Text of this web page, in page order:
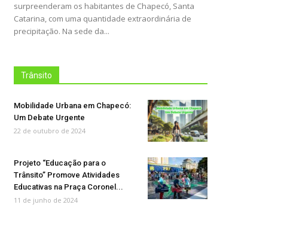
surpreenderam os habitantes de Chapecó, Santa
Catarina, com uma quantidade extraordinária de
precipitação. Na sede da...
Trânsito
Mobilidade Urbana em Chapecó:
Um Debate Urgente
22 de outubro de 2024
Projeto “Educação para o
Trânsito” Promove Atividades
Educativas na Praça Coronel...
11 de junho de 2024